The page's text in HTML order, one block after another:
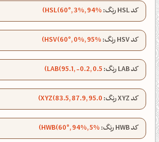
کد HSL رنگ: HSL(60°, 3%, 94%)
کد HSV رنگ: HSV(60°, 0%, 95%)
کد LAB رنگ: LAB(95.1, -0.2, 0.5)
کد XYZ رنگ: XYZ(83.5, 87.9, 95.0)
کد HWB رنگ: HWB(60°, 94%, 5%)
صبحت بخیر❤️
کپل‌آرت رو دنبال کن!
کانال تلگرام
کانال ایــتا
کانال
اَپ اندروید